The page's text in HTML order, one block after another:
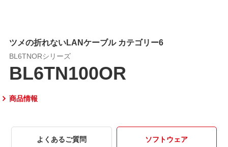
ツメの折れないLANケーブル カテゴリー6
BL6TNORシリーズ
BL6TN100OR
商品情報
よくあるご質問 ソフトウェア